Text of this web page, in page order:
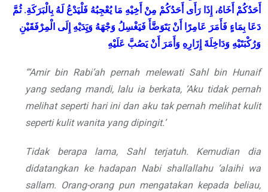
أَحَدُكُمْ أَخَاهُ، إِذَا رَأَى أَحَدُكُمْ مِنْ أَخِيْهِ مَا يُعْجِبُهُ فَلْيَدْعُ لَهُ بِالْبَرَكَةِ. ثُمَّ
دَعَا بِمَاءٍ فَأَمَرَ عَامِرًا أَنْ يَتَوَضَّأَ فَيَغْسِلُ وَجْهَهُ وَيَِدَيْهِ إِلَى الْمِرْفَقَيْنِ
وَرُكْبَتَيْهِ وَدَاخِلَةَ إِزَارِهِ وَأَمَرَ أَنْ يَصُبَّ عَلَيْهِ
“‘Amir bin Rabi’ah pernah melewati Sahl bin Hunaif
yang sedang mandi, lalu ia berkata, ‘Aku tidak pernah
melihat seperti hari ini dan aku tak pernah melihat kulit
seperti kulit wanita yang dipingit.’
Tidak berapa lama, Sahl terjatuh. Kemudian dia
didatangkan ke hadapan Nabi shallallahu ‘alaihi wa
sallam. Orang-orang pun mengatakan kepada beliau,